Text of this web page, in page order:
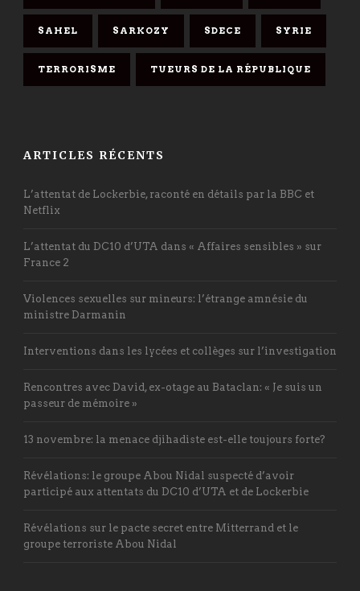
SAHEL SARKOZY SDECE SYRIE
TERRORISME TUEURS DE LA RÉPUBLIQUE
ARTICLES RÉCENTS
L’attentat de Lockerbie, raconté en détails par la BBC et
Netflix
L’attentat du DC10 d’UTA dans « Affaires sensibles » sur
France 2
Violences sexuelles sur mineurs: l’étrange amnésie du
ministre Darmanin
Interventions dans les lycées et collèges sur l’investigation
Rencontres avec David, ex-otage au Bataclan: « Je suis un
passeur de mémoire »
13 novembre: la menace djihadiste est-elle toujours forte?
Révélations: le groupe Abou Nidal suspecté d’avoir
participé aux attentats du DC10 d’UTA et de Lockerbie
Révélations sur le pacte secret entre Mitterrand et le
groupe terroriste Abou Nidal